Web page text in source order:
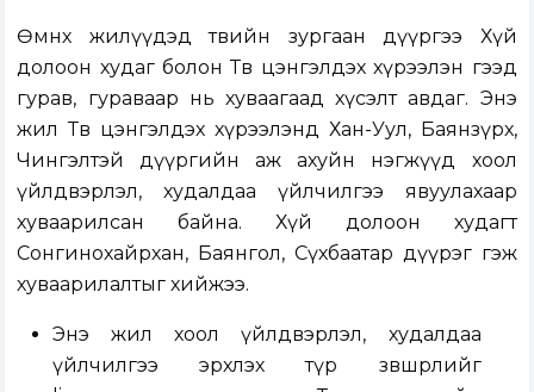
Өмнөх жилүүдэд төвийн зургаан дүүргээ Хүй
долоон худаг болон Төв цэнгэлдэх хүрээлэн гээд
гурав, гураваар нь хуваагаад хүсэлт авдаг. Энэ
жил Төв цэнгэлдэх хүрээлэнд Хан-Уул, Баянзүрх,
Чингэлтэй дүүргийн аж ахуйн нэгжүүд хоол
үйлдвэрлэл, худалдаа үйлчилгээ явуулахаар
хуваарилсан байна. Хүй долоон худагт
Сонгинохайрхан, Баянгол, Сүхбаатар дүүрэг гэж
хуваарилалтыг хийжээ.
Энэ жил хоол үйлдвэрлэл, худалдаа
үйлчилгээ эрхлэх түр зөвшөөрлийг